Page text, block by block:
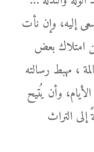
إليه، وإن نأت
من امتلاك بعض
، مهبط رسالته
وأن يُتيح
إلى التراث